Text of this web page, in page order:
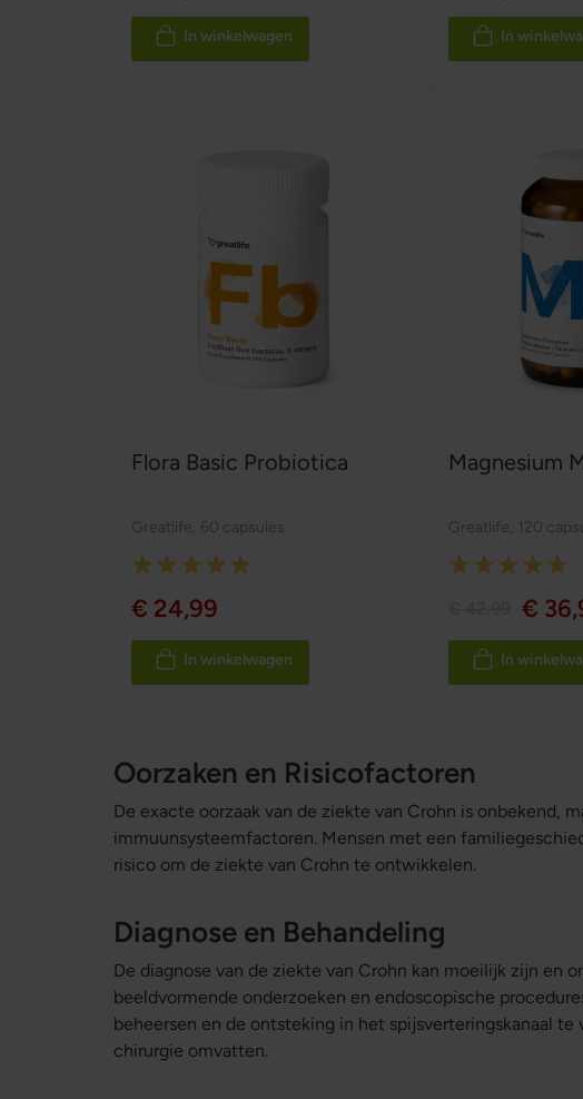
In winkelwagen In
Flora Basic Probiotica
Greatlife 60 capsules
Rating:
100%
€ 24,99
In winkelwagen
Magnesium
Greatlife 120
Rating:
€
In
Oorzaken en Risicofactoren
De exacte oorzaak van de ziekte van Crohn is onbekend,
immuunsysteemfactoren. Mensen met een
risico om de ziekte van Crohn te ontwikkelen.
Diagnose en Behandeling
De diagnose van de ziekte van Crohn kan moeilijk zijn en
beeldvormende onderzoeken en endoscopische
beheersen en de ontsteking in het spijsverteringskanaal
chirurgie omvatten.